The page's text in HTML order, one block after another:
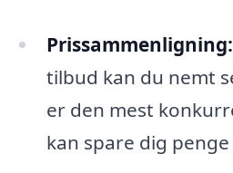
Prissammenligning:
tilbud kan du nemt
er den mest
kan spare dig